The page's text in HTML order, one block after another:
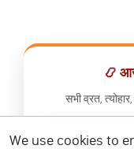
📿
सभी व्रत,
📅
We use cookies to